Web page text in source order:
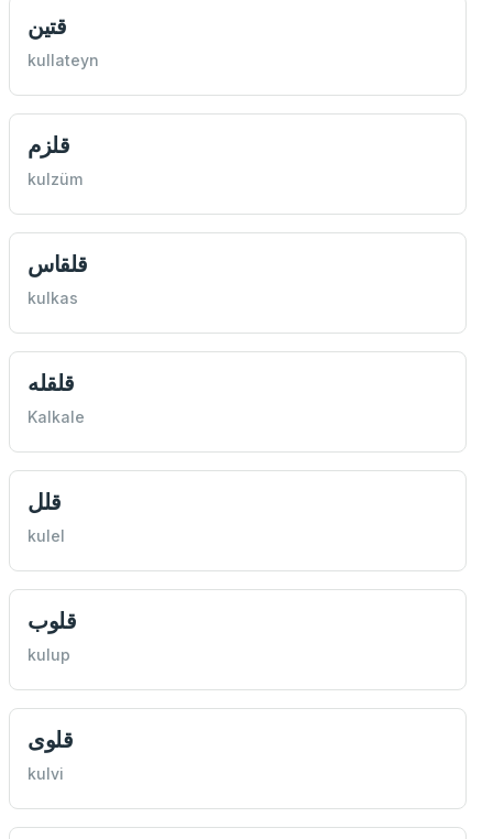
قتين
kullateyn
قلزم
kulzüm
قلقاس
kulkas
قلقله
Kalkale
قلل
kulel
قلوب
kulup
قلوی
kulvi